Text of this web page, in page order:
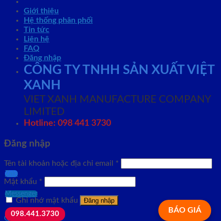
BÁO GIÁ
Giới thiệu
Hệ thống phân phối
Tin tức
Liên hệ
FAQ
Đăng nhập
CÔNG TY TNHH SẢN XUẤT VIỆT
XANH
VIET XANH MANUFACTURE COMPANY
LIMITED
Hotline: 098 441 3730
Messenger
Zalo
098.441.3730
Đăng nhập
Tên tài khoản hoặc địa chỉ email *
Mật khẩu *
Ghi nhớ mật khẩu Đăng nhập
Quên mật khẩu?